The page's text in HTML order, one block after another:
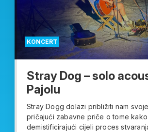
KONCERT
Stray Dog – solo
Pajolu
Stray Dogg dolazi približiti nam
pričajući zabavne priče o tome kako
demistificirajući cijeli proces